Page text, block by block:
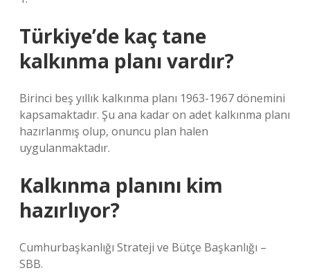
Türkiye’de kaç tane
kalkınma planı vardır?
Birinci beş yıllık kalkınma planı 1963-1967 dönemini
kapsamaktadır. Şu ana kadar on adet kalkınma planı
hazırlanmış olup, onuncu plan halen
uygulanmaktadır.
Kalkınma planını kim
hazırlıyor?
Cumhurbaşkanlığı Strateji ve Bütçe Başkanlığı –
SBB.